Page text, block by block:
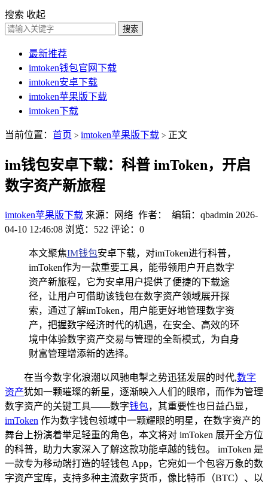
搜索 收起
搜索
最新推荐
imtoken钱包官网下载
imtoken安卓下载
imtoken苹果版下载
imtoken下载
当前位置： 首页 > imtoken苹果版下载 > 正文
im钱包安卓下载：科普 imToken，开启
数字资产新旅程
imtoken苹果版下载 来源：网络 作者： 编辑：qbadmin 2026-
04-10 12:46:08 浏览：522 评论：0
本文聚焦IM钱包安卓下载，对imToken进行科普，
imToken作为一款重要工具，能带领用户开启数字
资产新旅程，它为安卓用户提供了便捷的下载途
径，让用户可借助该钱包在数字资产领域展开探
索，通过了解imToken，用户能更好地管理数字资
产，把握数字经济时代的机遇，在安全、高效的环
境中体验数字资产交易与管理的全新模式，为自身
财富管理增添新的选择。
在当今数字化浪潮以风驰电掣之势迅猛发展的时代,数字
资产犹如一颗璀璨的新星，逐渐映入人们的眼帘，而作为管理
数字资产的关键工具——数字钱包，其重要性也日益凸显，
imToken 作为数字钱包领域中一颗耀眼的明星，在数字资产的
舞台上扮演着举足轻重的角色，本文将对 imToken 展开全方位
的科普，助力大家深入了解这款功能卓越的钱包。 imToken 是
一款专为移动端打造的轻钱包 App，它宛如一个包容万象的数
字资产宝库，支持多种主流数字货币，像比特币（BTC）、以